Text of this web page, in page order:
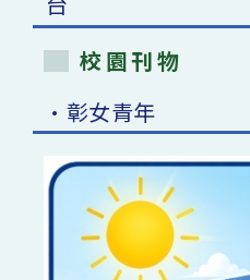
校園刊物
•彰女青年